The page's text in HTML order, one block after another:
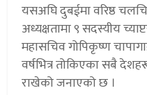
यसअघि दुबईमा वरिष्ठ
अध्यक्षतामा ९ सदस्यीय
महासचिव गोपिकृष्ण
वर्षभित्र तोकिएका सबै
राखेको जनाएको छ ।